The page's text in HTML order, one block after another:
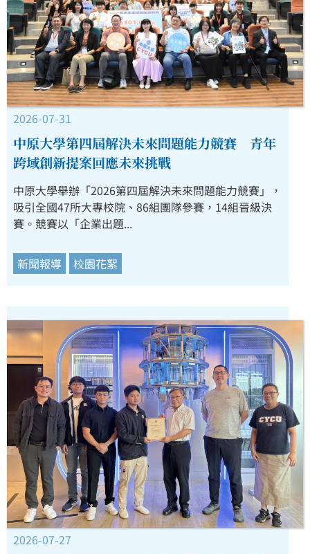
2026-07-31
中原大學第四屆解決未來問題能力競賽 青年
跨域創新提案回應未來挑戰
中原大學舉辦「2026第四屆解決未來問題能力競賽」，
吸引全國47所大專校院、86組團隊參賽，14組晉級決
賽。競賽以「企業出題...
新聞報導 校園花絮
2026-07-27